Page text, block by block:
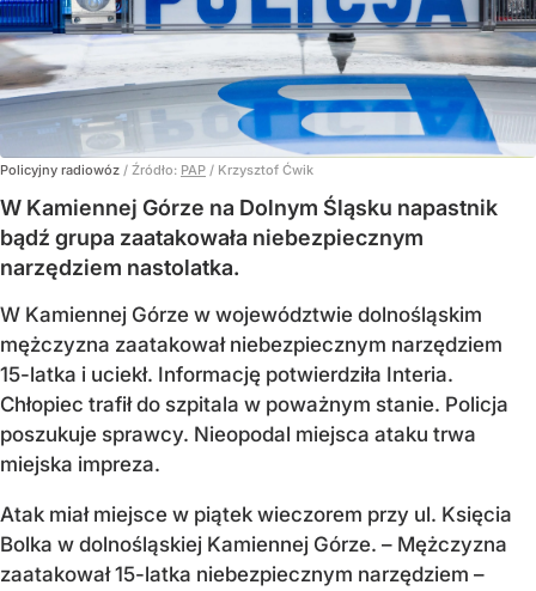
Policyjny radiowóz / Źródło: PAP / Krzysztof Ćwik
W Kamiennej Górze na Dolnym Śląsku napastnik
bądź grupa zaatakowała niebezpiecznym
narzędziem nastolatka.
W Kamiennej Górze w województwie dolnośląskim
mężczyzna zaatakował niebezpiecznym narzędziem
15-latka i uciekł. Informację potwierdziła Interia.
Chłopiec trafił do szpitala w poważnym stanie. Policja
poszukuje sprawcy. Nieopodal miejsca ataku trwa
miejska impreza.
Atak miał miejsce w piątek wieczorem przy ul. Księcia
Bolka w dolnośląskiej Kamiennej Górze. – Mężczyzna
zaatakował 15-latka niebezpiecznym narzędziem –